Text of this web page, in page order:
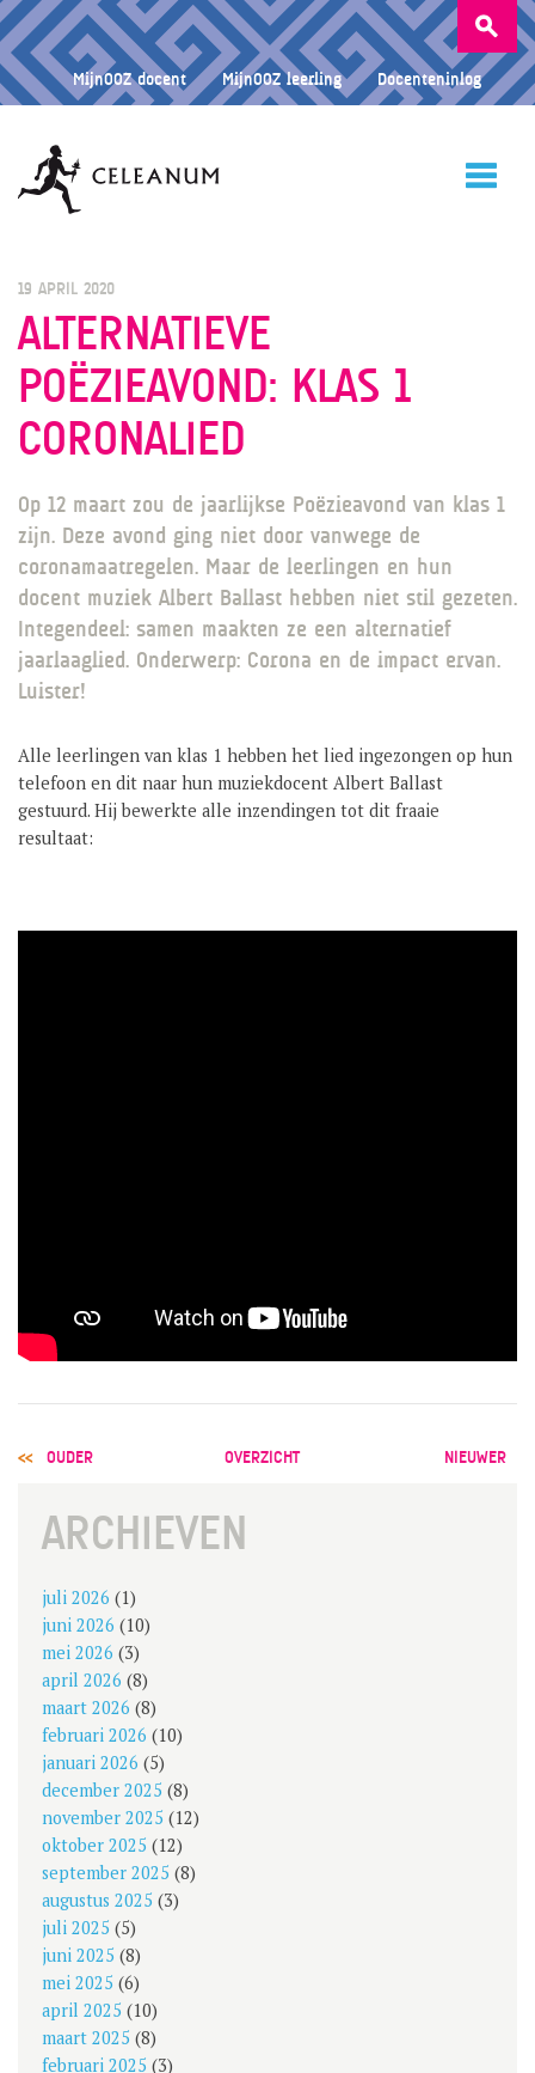
Zoeken
naar:
MijnOOZ docent MijnOOZ leerling Docenteninlog
CELEANUM
GROEP 8 / JONG CELEANUM
19 APRIL 2020
ALTERNATIEVE
POËZIEAVOND: KLAS 1
CORONALIED
Op 12 maart zou de jaarlijkse Poëzieavond van klas 1
zijn. Deze avond ging niet door vanwege de
coronamaatregelen. Maar de leerlingen en hun
docent muziek Albert Ballast hebben niet stil gezeten.
Integendeel: samen maakten ze een alternatief
jaarlaaglied. Onderwerp: Corona en de impact ervan.
Luister!
Alle leerlingen van klas 1 hebben het lied ingezongen op hun
telefoon en dit naar hun muziekdocent Albert Ballast
gestuurd. Hij bewerkte alle inzendingen tot dit fraaie
resultaat:
POST
NAVIGATION
OUDER OVERZICHT NIEUWER
ARCHIEVEN
juli 2026 (1)
juni 2026 (10)
mei 2026 (3)
april 2026 (8)
maart 2026 (8)
februari 2026 (10)
januari 2026 (5)
december 2025 (8)
november 2025 (12)
oktober 2025 (12)
september 2025 (8)
augustus 2025 (3)
juli 2025 (5)
juni 2025 (8)
mei 2025 (6)
april 2025 (10)
maart 2025 (8)
februari 2025 (3)